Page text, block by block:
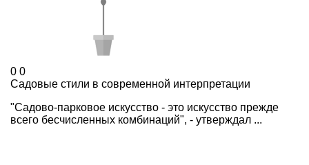
0 0
Садовые стили в современной интерпретации
"Садово-парковое искусство - это искусство прежде
всего бесчисленных комбинаций", - утверждал ...